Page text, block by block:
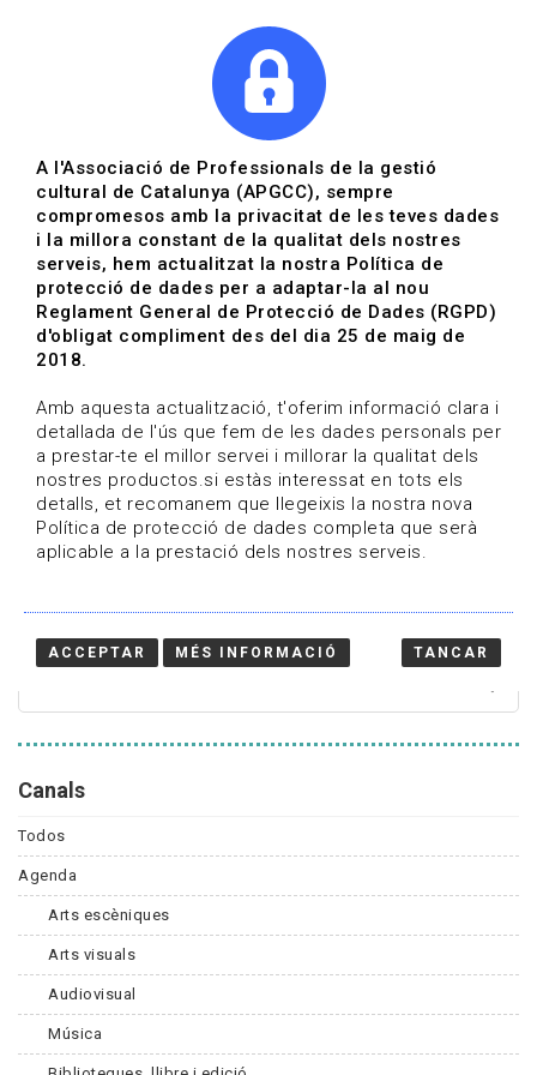
Actualitza't
Vols estar al dia?
HOME / BLOG
Estigues al dia
Convocatòries, activitats i notícies del sector de la
cultura.
Canals
Todos
Agenda
Arts escèniques
Arts visuals
Audiovisual
Música
A l'Associació de Professionals de la gestió
cultural de Catalunya (APGCC), sempre
compromesos amb la privacitat de les teves dades
i la millora constant de la qualitat dels nostres
serveis, hem actualitzat la nostra Política de
protecció de dades per a adaptar-la al nou
Reglament General de Protecció de Dades (RGPD)
d'obligat compliment des del dia 25 de maig de
2018.
Amb aquesta actualització, t'oferim informació clara i
detallada de l'ús que fem de les dades personals per
a prestar-te el millor servei i millorar la qualitat dels
nostres productos.si estàs interessat en tots els
detalls, et recomanem que llegeixis la nostra nova
Política de protecció de dades completa que serà
aplicable a la prestació dels nostres serveis.
ACCEPTAR MÉS INFORMACIÓ TANCAR